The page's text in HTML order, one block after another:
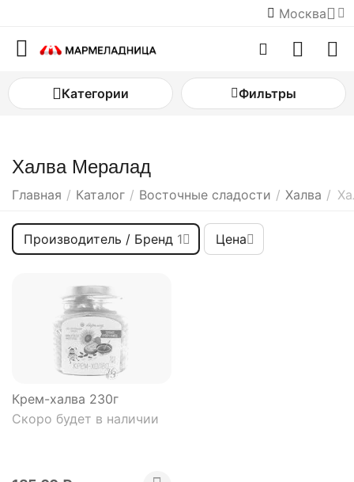
Москва
Категории Фильтры
Халва Мералад
Главная / Каталог / Восточные сладости / Халва /
Производитель / Бренд 1 Цена
Крем-халва 230г
Скоро будет в наличии